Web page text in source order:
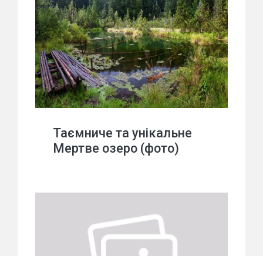
Таємниче та унікальне
Мертве озеро (фото)